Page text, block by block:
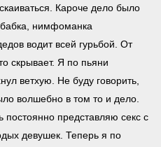
Кароче дело было
бабка, нимфоманка
водит всей гурьбой. От
скрывает. Я по пьяни
ветхую. Не буду говорить,
волшебно в том то и дело.
постоянно представляю секс с
девушек. Теперь я по